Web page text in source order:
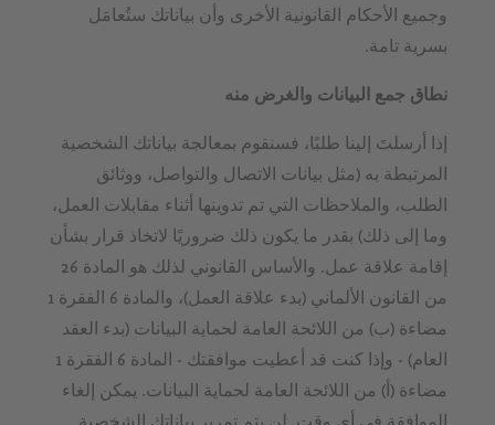
وجميع الأحكام القانونية الأخرى وأن بياناتك ستُعامَل
بسرية تامة.
نطاق جمع البيانات والغرض منه
إذا أرسلتَ إلينا طلبًا، فسنقوم بمعالجة بياناتك الشخصية
المرتبطة به (مثل بيانات الاتصال والتواصل، ووثائق
الطلب، والملاحظات التي تم تدوينها أثناء مقابلات العمل،
وما إلى ذلك) بقدر ما يكون ذلك ضروريًا لاتخاذ قرار بشأن
إقامة علاقة عمل. والأساس القانوني لذلك هو المادة 26
من القانون الألماني (بدء علاقة العمل)، والمادة 6 الفقرة 1
مضاءة (ب) من اللائحة العامة لحماية البيانات (بدء العقد
العام) - وإذا كنت قد أعطيت موافقتك - المادة 6 الفقرة 1
مضاءة (أ) من اللائحة العامة لحماية البيانات. يمكن إلغاء